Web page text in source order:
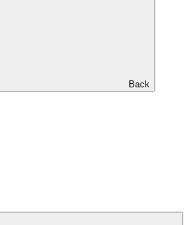
Back